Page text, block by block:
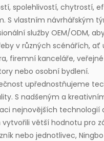
spolehlivostí, chytrostí,
S vlastním návrhářským
služby OEM/ODM,
v různých scénářích, ať
firemní kanceláře,
nebo osobní bydlení.
upřednostňujeme
S nadšeným a
nejnovějších technologií
větší hodnotu pro
nebo jednotlivec, Ningbo